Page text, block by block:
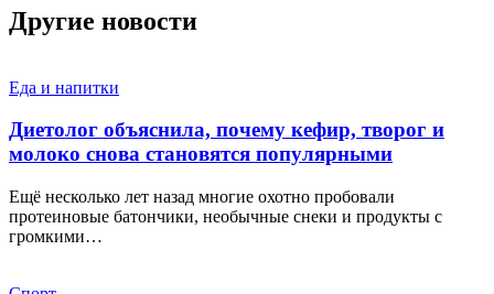
Другие новости
Еда и напитки
Диетолог объяснила, почему кефир, творог и
молоко снова становятся популярными
Ещё несколько лет назад многие охотно пробовали
протеиновые батончики, необычные снеки и продукты с
громкими…